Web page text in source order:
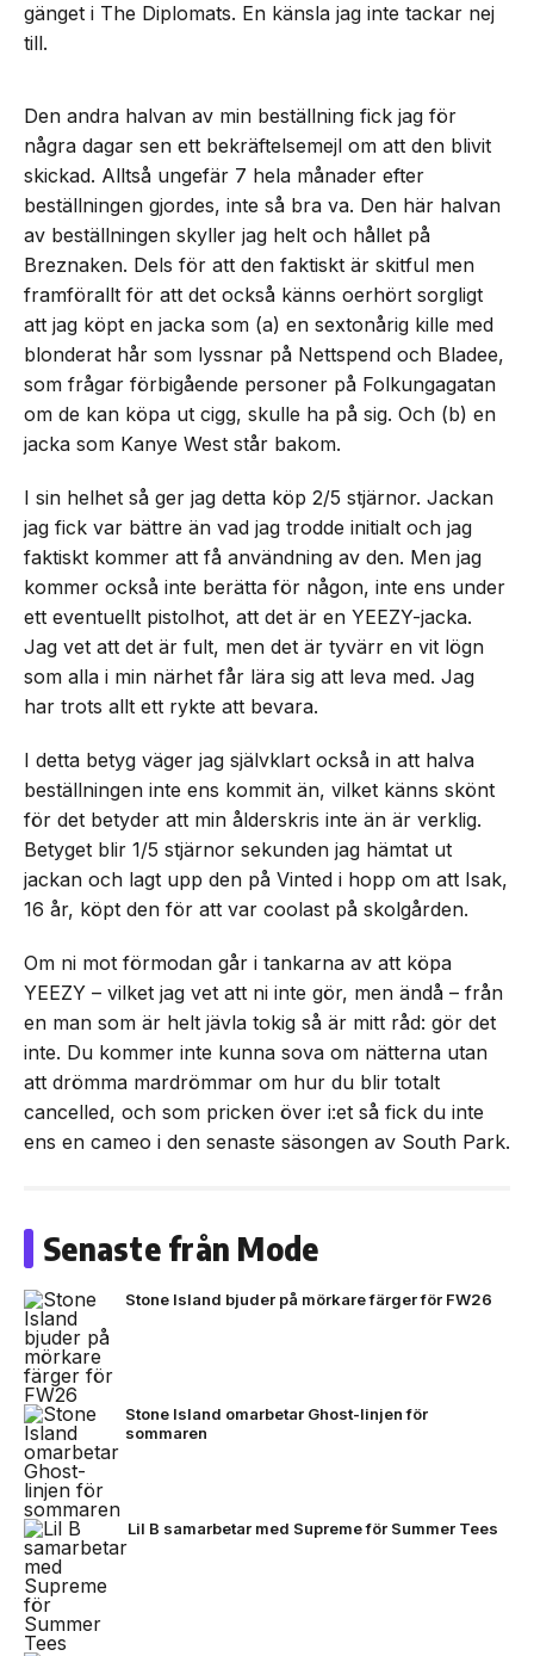
gänget i The Diplomats. En känsla jag inte tackar nej
till.
Den andra halvan av min beställning fick jag för
några dagar sen ett bekräftelsemejl om att den blivit
skickad. Alltså ungefär 7 hela månader efter
beställningen gjordes, inte så bra va. Den här halvan
av beställningen skyller jag helt och hållet på
Breznaken. Dels för att den faktiskt är skitful men
framförallt för att det också känns oerhört sorgligt
att jag köpt en jacka som (a) en sextonårig kille med
blonderat hår som lyssnar på Nettspend och Bladee,
som frågar förbigående personer på Folkungagatan
om de kan köpa ut cigg, skulle ha på sig. Och (b) en
jacka som Kanye West står bakom.
I sin helhet så ger jag detta köp 2/5 stjärnor. Jackan
jag fick var bättre än vad jag trodde initialt och jag
faktiskt kommer att få användning av den. Men jag
kommer också inte berätta för någon, inte ens under
ett eventuellt pistolhot, att det är en YEEZY-jacka.
Jag vet att det är fult, men det är tyvärr en vit lögn
som alla i min närhet får lära sig att leva med. Jag
har trots allt ett rykte att bevara.
I detta betyg väger jag självklart också in att halva
beställningen inte ens kommit än, vilket känns skönt
för det betyder att min ålderskris inte än är verklig.
Betyget blir 1/5 stjärnor sekunden jag hämtat ut
jackan och lagt upp den på Vinted i hopp om att Isak,
16 år, köpt den för att var coolast på skolgården.
Om ni mot förmodan går i tankarna av att köpa
YEEZY – vilket jag vet att ni inte gör, men ändå – från
en man som är helt jävla tokig så är mitt råd: gör det
inte. Du kommer inte kunna sova om nätterna utan
att drömma mardrömmar om hur du blir totalt
cancelled, och som pricken över i:et så fick du inte
ens en cameo i den senaste säsongen av South Park.
Senaste från Mode
Stone Island bjuder på mörkare färger för FW26
Stone Island omarbetar Ghost-linjen för
sommaren
Lil B samarbetar med Supreme för Summer Tees